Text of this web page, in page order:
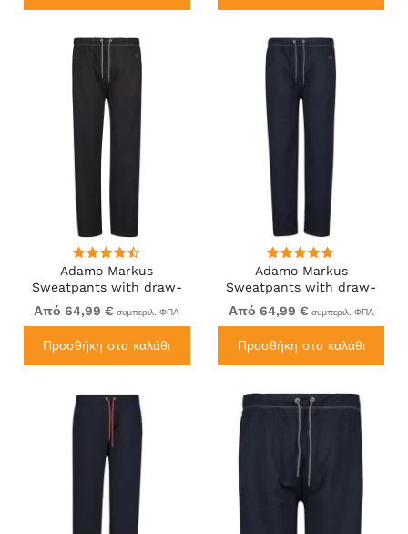
Adamo Markus
Sweatpants with draw-
cord Black
Από 64,99 € συμπεριλ. ΦΠΑ
Προσθήκη στο καλάθι
Adamo Markus
Sweatpants with draw-
cord Navy
Από 64,99 € συμπεριλ. ΦΠΑ
Προσθήκη στο καλάθι